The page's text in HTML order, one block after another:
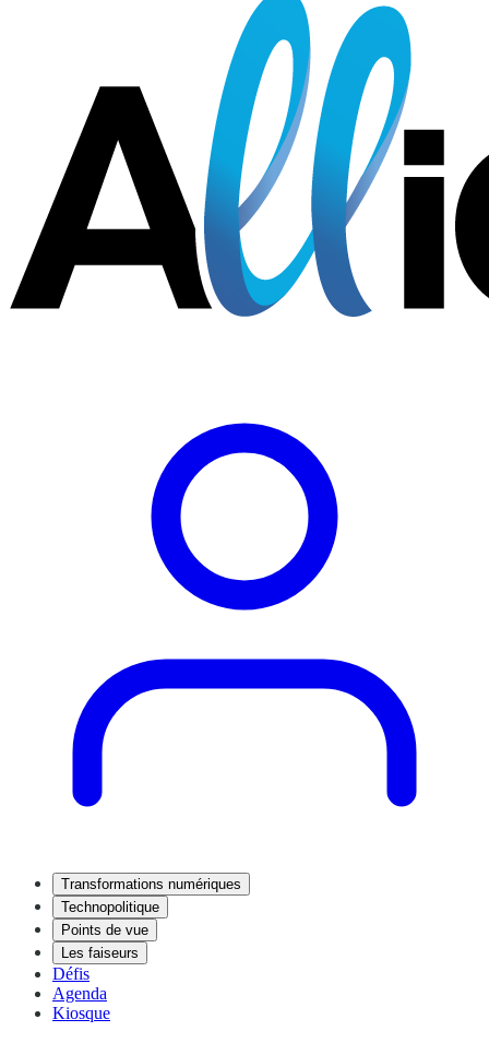
Transformations numériques
Technopolitique
Points de vue
Les faiseurs
Défis
Agenda
Kiosque